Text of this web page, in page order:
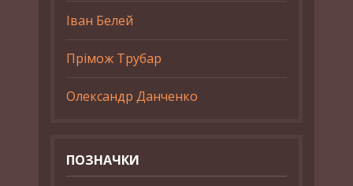
Іван Белей
Прімож Трубар
Олександр Данченко
ПОЗНАЧКИ